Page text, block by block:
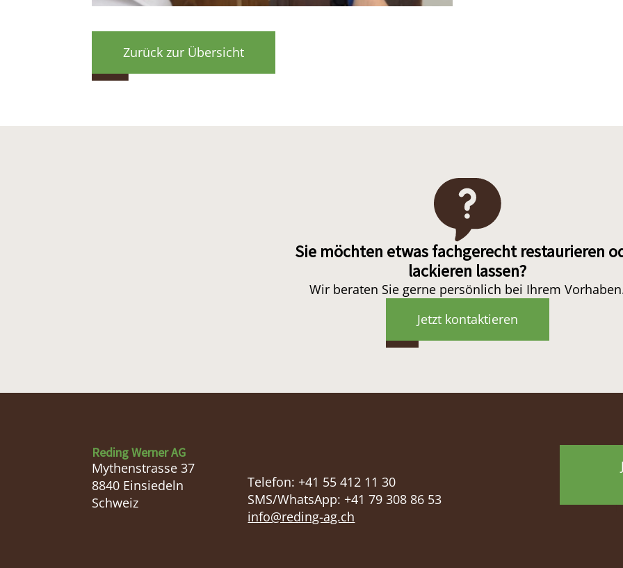
Zurück zur Übersicht
Sie möchten etwas fachgerecht restaurieren
lackieren lassen?
Wir beraten Sie gerne persönlich bei Ihrem
Jetzt kontaktieren
Reding Werner AG
Mythenstrasse 37
8840 Einsiedeln
Schweiz
Telefon: +41 55 412 11 30
SMS/WhatsApp: +41 79 308 86 53
info@reding-ag.ch